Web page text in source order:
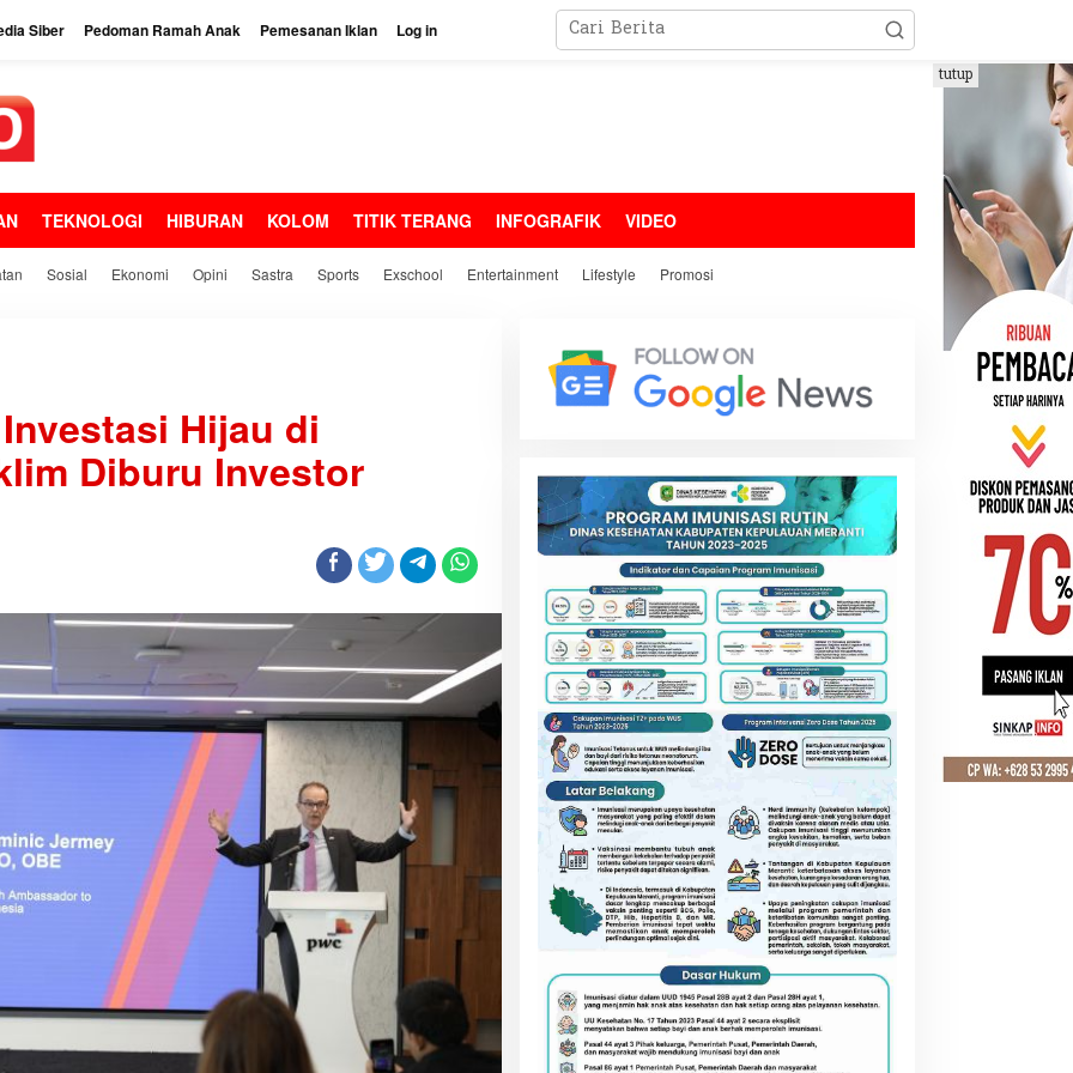
Siber Pedoman Ramah Anak Pemesanan Iklan Log in
TEKNOLOGI HIBURAN KOLOM TITIK TERANG INFOGRAFIK VIDEO
Sosial Ekonomi Opini Sastra Sports Exschool Entertainment Lifestyle Promosi
tutup
Hijau di
Diburu Investor